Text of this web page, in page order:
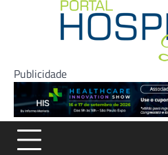
Publicidade